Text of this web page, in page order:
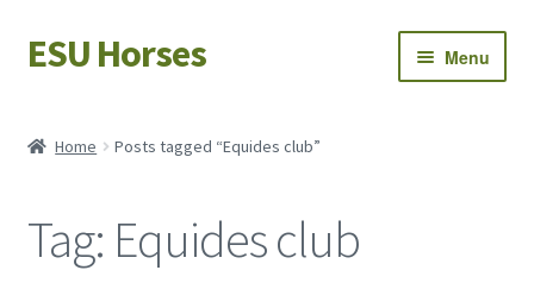
Skip
to
Skip
to
ESU Horses Menu
Save Horses
Home Posts tagged “Equides club”
Tag: Equides club